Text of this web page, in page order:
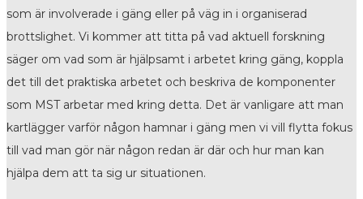
som är involverade i gäng eller på väg in i organiserad
brottslighet. Vi kommer att titta på vad aktuell forskning
säger om vad som är hjälpsamt i arbetet kring gäng, koppla
det till det praktiska arbetet och beskriva de komponenter
som MST arbetar med kring detta. Det är vanligare att man
kartlägger varför någon hamnar i gäng men vi vill flytta fokus
till vad man gör när någon redan är där och hur man kan
hjälpa dem att ta sig ur situationen.